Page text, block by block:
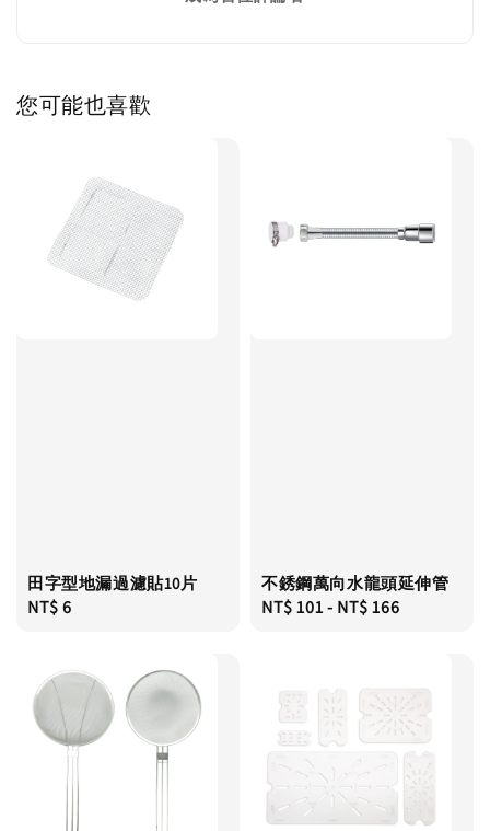
您可能也喜歡
田字型地漏過濾貼10片
Regular
NT$ 6
不銹鋼萬向水龍頭延伸管
Regular
NT$ 101- NT$ 166